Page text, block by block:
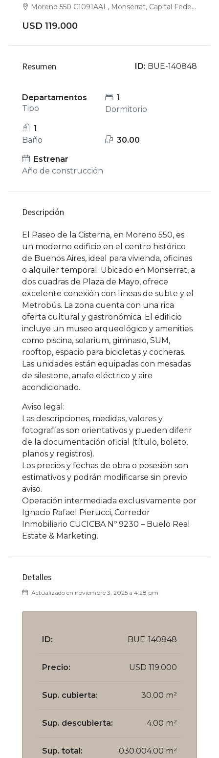
Moreno 550 C1091AAL, Monserrat, Capital Federal
USD 119.000
Resumen ID: BUE-140848
Departamentos
Tipo
1
Dormitorio
1
Baño
30.00
Estrenar
Año de construcción
Descripción
El Paseo de la Cisterna, en Moreno 550, es
un moderno edificio en el centro histórico
de Buenos Aires, ideal para vivienda, oficinas
o alquiler temporal. Ubicado en Monserrat, a
dos cuadras de Plaza de Mayo, ofrece
excelente conexión con líneas de subte y el
Metrobús. La zona cuenta con una rica
oferta cultural y gastronómica. El edificio
incluye un museo arqueológico y amenities
como piscina, solarium, gimnasio, SUM,
rooftop, espacio para bicicletas y cocheras.
Las unidades están equipadas con mesadas
de silestone, anafe eléctrico y aire
acondicionado.
Aviso legal:
Las descripciones, medidas, valores y
fotografías son orientativos y pueden diferir
de la documentación oficial (título, boleto,
planos y registros).
Los precios y fechas de obra o posesión son
estimativos y podrán modificarse sin previo
aviso.
Operación intermediada exclusivamente por
Ignacio Rafael Pierucci, Corredor
Inmobiliario CUCICBA Nº 9230 – Buelo Real
Estate & Marketing.
Detalles
Actualizado en noviembre 3, 2025 a 4:28 pm
ID: BUE-140848
Precio: USD 119.000
Sup. cubierta: 30.00 m²
Sup. descubierta: 4.00 m²
Sup. total: 030.004.00 m²